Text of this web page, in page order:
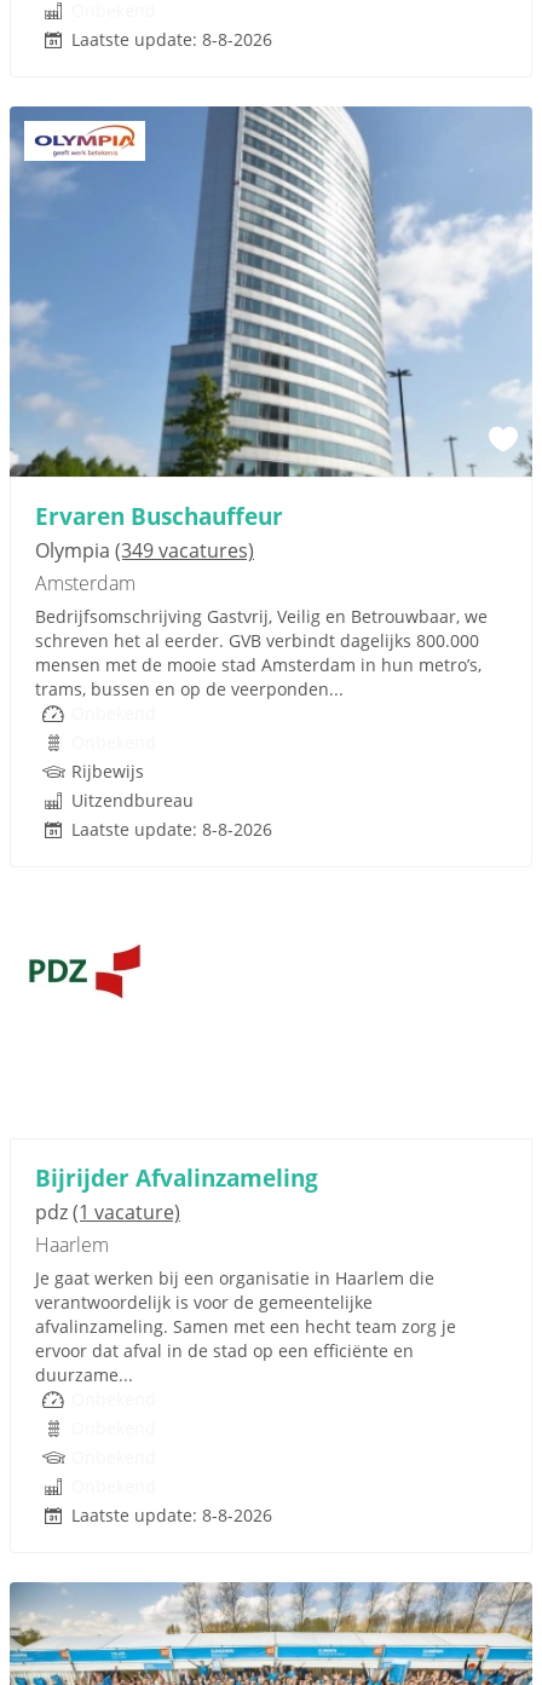
Laatste update: 8-8-2026
Ervaren Buschauffeur
Olympia (349 vacatures)
Amsterdam
Bedrijfsomschrijving Gastvrij, Veilig en Betrouwbaar, we
schreven het al eerder. GVB verbindt dagelijks 800.000
mensen met de mooie stad Amsterdam in hun metro’s,
trams, bussen en op de veerponden...
Rijbewijs
Uitzendbureau
Laatste update: 8-8-2026
Bijrijder Afvalinzameling
pdz(1 vacature)
Haarlem
Je gaat werken bij een organisatie in Haarlem die
verantwoordelijk is voor de gemeentelijke
afvalinzameling. Samen met een hecht team zorg je
ervoor dat afval in de stad op een efficiënte en
duurzame...
Laatste update: 8-8-2026